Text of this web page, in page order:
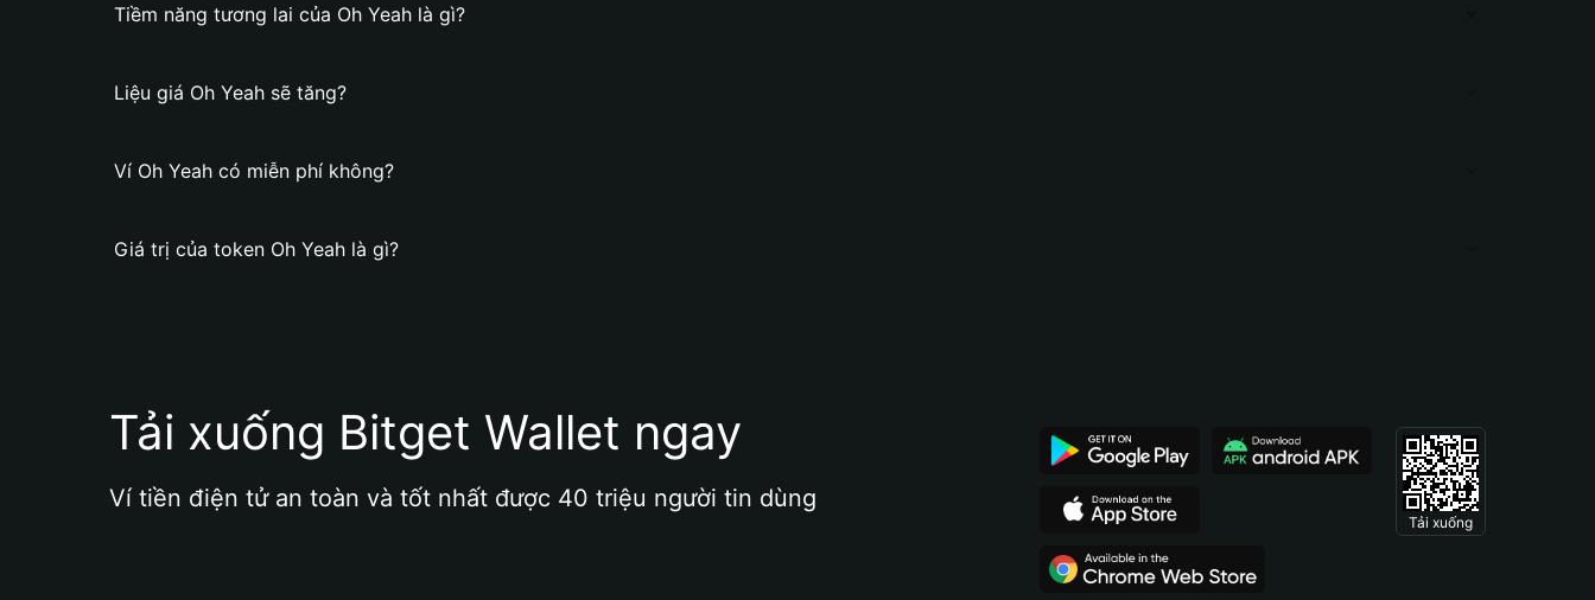
Tiềm năng tương lai của Oh Yeah là gì?
Liệu giá Oh Yeah sẽ tăng?
Ví Oh Yeah có miễn phí không?
Giá trị của token Oh Yeah là gì?
Tải xuống Bitget Wallet ngay
Ví tiền điện tử an toàn và tốt nhất được 40 triệu người tin dùng
Tải xuống